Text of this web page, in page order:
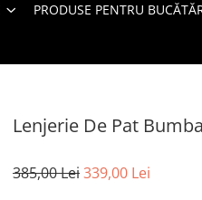
PRODUSE PENTRU
Lenjerie De Pat
385,00 Lei339,00 Lei